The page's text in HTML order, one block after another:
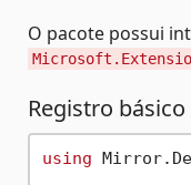
O pacote possui
Registro básico
using